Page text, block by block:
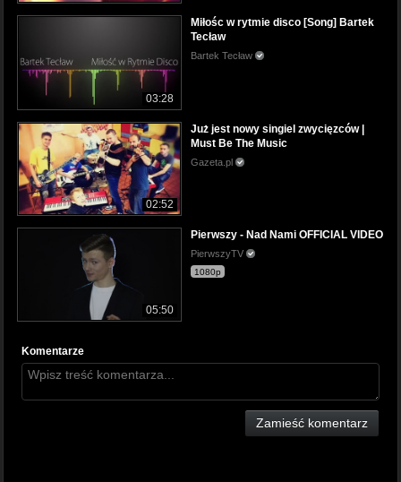
03:28
Miłośc w rytmie disco [Song] Bartek
Tecław
Bartek Tecław
02:52
Już jest nowy singiel zwycięzców |
Must Be The Music
Gazeta.pl
05:50
Pierwszy - Nad Nami OFFICIAL VIDEO
PierwszyTV
1080p
Komentarze
Zamieść komentarz